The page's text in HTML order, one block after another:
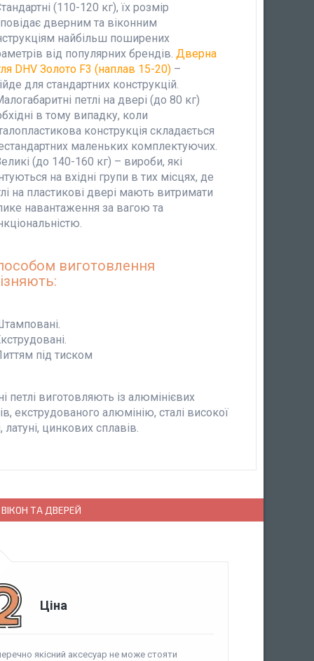
(110-120 кг), їх розмір
дверним та віконним
найбільш поширених
від популярних брендів. Дверна
DHV Золото F3 (наплав 15-20) –
для стандартних конструкцій.
петлі на двері (до 80 кг)
в тому випадку, коли
конструкція складається
маленьких комплектуючих.
(до 140-160 кг) – вироби, які
на вхідні групи в тих місцях, де
на пластикові двері мають витримати
навантаження за вагою та
виготовлення
під тиском
петлі виготовляють із алюмінієвих
екструдованого алюмінію, сталі високої
латуні, цинкових сплавів.
ТА ДВЕРЕЙ
Ціна
якісний аксесуар не може стояти